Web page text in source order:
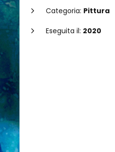
Categoria: Pittura
Eseguita il: 2020